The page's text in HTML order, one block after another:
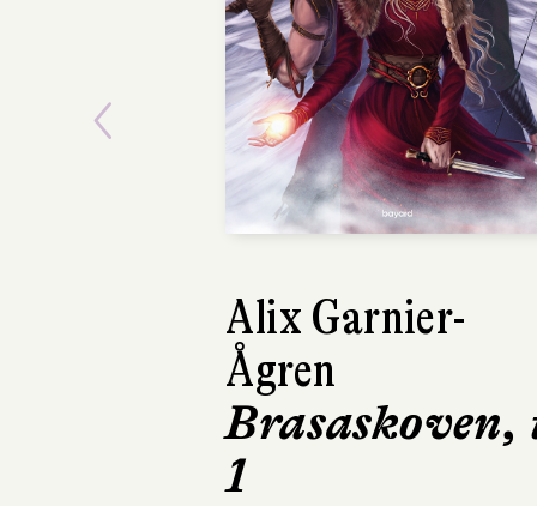
Alix Garnier-
Ågren
Brasaskoven,
1
Previous